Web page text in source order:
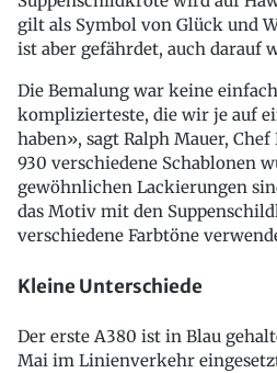
gilt als Symbol von Glück und
ist aber gefährdet, auch darauf
Die Bemalung war keine
komplizierteste, die wir je auf
haben», sagt Ralph Mauer,
930 verschiedene Schablonen
gewöhnlichen Lackierungen
das Motiv mit den
verschiedene Farbtöne
Kleine Unterschiede
Der erste A380 ist in Blau
Mai im Linienverkehr